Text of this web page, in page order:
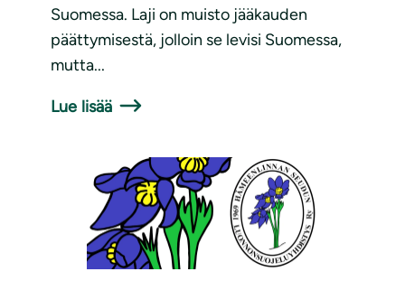
Suomessa. Laji on muisto jääkauden
päättymisestä, jolloin se levisi Suomessa,
mutta...
Lue lisää